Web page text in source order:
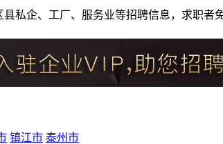
私企、工厂、服务业等招聘信息，求职
镇江市 泰州市